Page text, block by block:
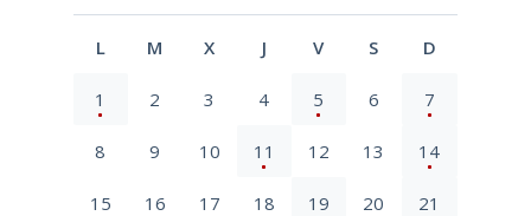
L M X J V S D
1 2 3 4 5 6 7
8 9 10 11 12 13 14
15 16 17 18 19 20 21